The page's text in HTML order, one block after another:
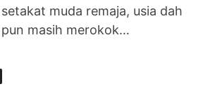
muda remaja, usia dah
masih merokok…